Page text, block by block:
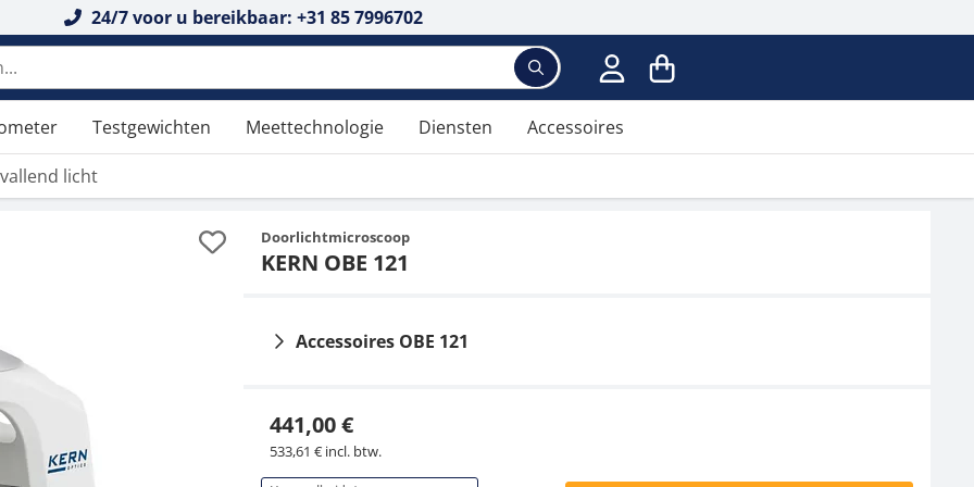
24/7 voor u bereikbaar: +31 85 7996702
Testgewichten Meettechnologie Diensten Accessoires
licht
Doorlichtmicroscoop
KERN OBE 121
Accessoires OBE 121
441,00 €
533,61 € incl. btw.